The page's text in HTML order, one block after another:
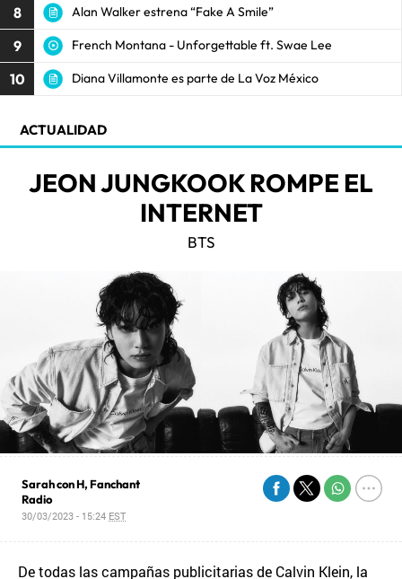
8 Alan Walker estrena “Fake A Smile”
9 French Montana - Unforgettable ft. Swae Lee
10 Diana Villamonte es parte de La Voz México
ACTUALIDAD
JEON JUNGKOOK ROMPE EL
INTERNET
BTS
Sarah con H, Fanchant
Radio
30/03/2023 - 15:24 EST
De todas las campañas publicitarias de Calvin Klein, la